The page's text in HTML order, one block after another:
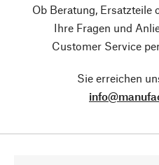
Ob Beratung, Ersatzteile
Ihre Fragen und
Customer Service
Sie erreichen